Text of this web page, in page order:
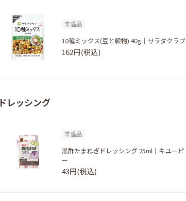
常温品
10種ミックス(豆と穀物) 40g｜サラダクラブ
162円(税込)
ドレッシング
常温品
黒酢たまねぎドレッシング 25ml｜キユーピ
ー
43円(税込)